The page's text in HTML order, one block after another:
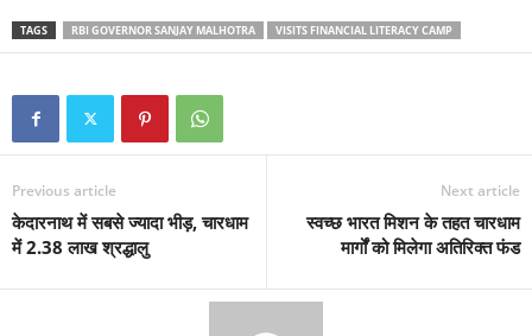
TAGS RBI GOVERNOR SANJAY MALHOTRA VISITS FINANCIAL LITERACY CAMP
Previous article
केदारनाथ में सबसे ज्यादा भीड़, चारधाम
में 2.38 लाख श्रद्धालु
Next article
स्वच्छ भारत मिशन के तहत चारधाम
मार्गों को मिलेगा अतिरिक्त फंड